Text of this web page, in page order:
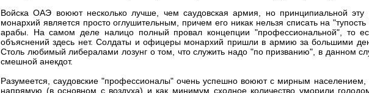
Войска ОАЭ воюют несколько лучше, чем саудовская армия, но принципиальной эту
монархий является просто оглушительным, причем его никак нельзя списать на
арабы. На самом деле налицо полный провал концепции "профессиональной", то
объяснений здесь нет. Солдаты и офицеры монархий пришли в армию за большими
Столь любимый либералами лозунг о том, что служить надо "по призванию", в данном
смешной анекдот.
Разумеется, саудовские "профессионалы" очень успешно воюют с мирным
напрямую (в основном с воздуха) и как минимум сходное количество уморили